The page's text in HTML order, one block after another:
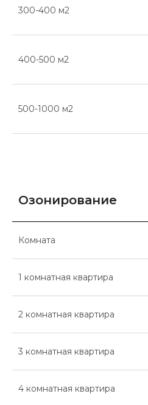
300-400 м2
400-500 м2
500-1000 м2
Озонирование
Комната
1 комнатная квартира
2 комнатная квартира
3 комнатная квартира
4 комнатная квартира